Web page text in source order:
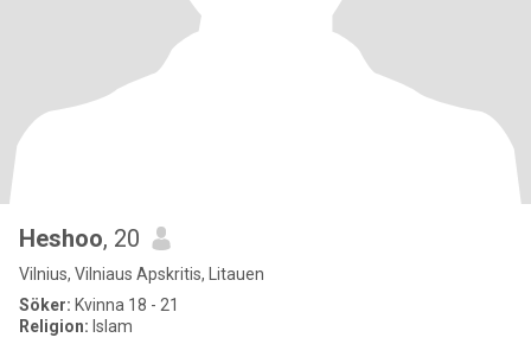
Heshoo, 20
Vilnius, Vilniaus Apskritis, Litauen
Söker: Kvinna 18 - 21
Religion: Islam